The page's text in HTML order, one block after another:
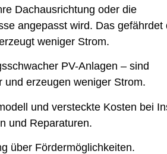
Dachausrichtung oder die
angepasst wird. Das gefährdet
weniger Strom.
PV-Anlagen – sind
und erzeugen weniger Strom.
und versteckte Kosten bei
und Reparaturen.
über Fördermöglichkeiten.